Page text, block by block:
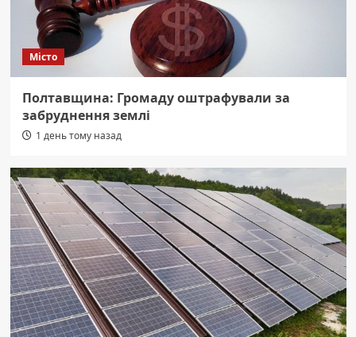
Місто
Полтавщина: Громаду оштрафували за
забруднення землі
1 день тому назад